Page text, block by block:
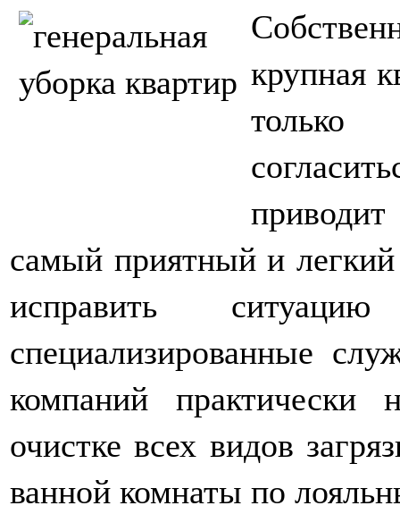
крупная
самый приятный и
исправить
специализированные
компаний практически
очистке всех видов
ванной комнаты по